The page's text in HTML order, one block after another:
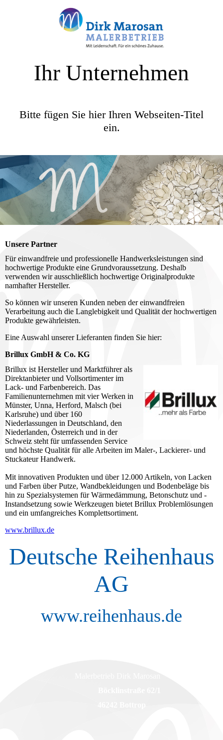
Ihr Unternehmen
Bitte fügen Sie hier Ihren Webseiten-Titel
ein.
Unsere Partner
Für einwandfreie und professionelle Handwerksleistungen sind
hochwertige Produkte eine Grundvoraussetzung. Deshalb
verwenden wir ausschließlich hochwertige Originalprodukte
namhafter Hersteller.
So können wir unseren Kunden neben der einwandfreien
Verarbeitung auch die Langlebigkeit und Qualität der hochwertigen
Produkte gewährleisten.
Eine Auswahl unserer Lieferanten finden Sie hier:
Brillux GmbH & Co. KG
Brillux ist Hersteller und Marktführer als
Direktanbieter und Vollsortimenter im
Lack- und Farbenbereich. Das
Familienunternehmen mit vier Werken in
Münster, Unna, Herford, Malsch (bei
Karlsruhe) und über 160
Niederlassungen in Deutschland, den
Niederlanden, Österreich und in der
Schweiz steht für umfassenden Service
und höchste Qualität für alle Arbeiten im Maler-, Lackierer- und
Stuckateur Handwerk.
Mit innovativen Produkten und über 12.000 Artikeln, von Lacken
und Farben über Putze, Wandbekleidungen und Bodenbeläge bis
hin zu Spezialsystemen für Wärmedämmung, Betonschutz und -
Instandsetzung sowie Werkzeugen bietet Brillux Problemlösungen
und ein umfangreiches Komplettsortiment.
www.brillux.de
Deutsche Reihenhaus
AG
www.reihenhaus.de